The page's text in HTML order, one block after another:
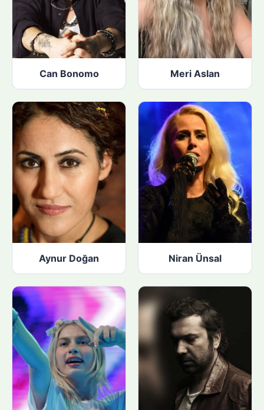
Can Bonomo Meri Aslan
Aynur Doğan Niran Ünsal